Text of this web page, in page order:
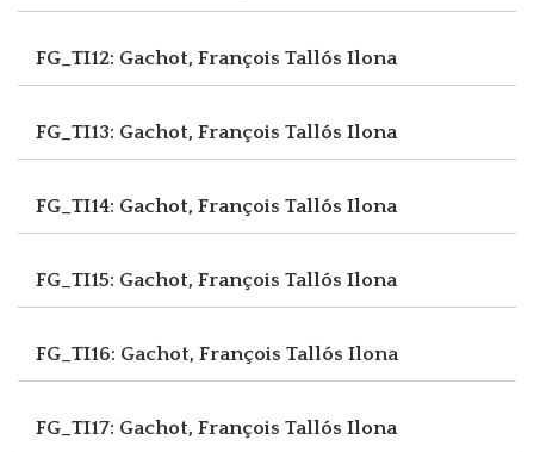
FG_TI12: Gachot, François Tallós Ilona
FG_TI13: Gachot, François Tallós Ilona
FG_TI14: Gachot, François Tallós Ilona
FG_TI15: Gachot, François Tallós Ilona
FG_TI16: Gachot, François Tallós Ilona
FG_TI17: Gachot, François Tallós Ilona